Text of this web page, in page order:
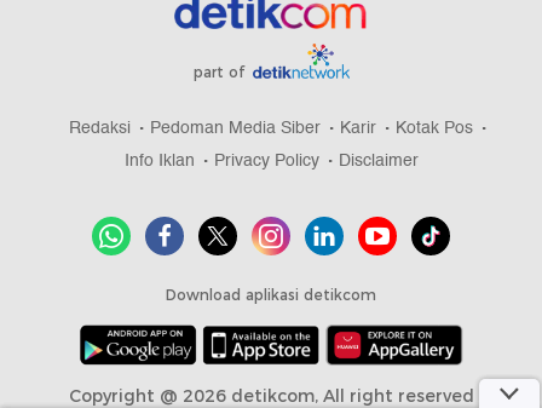
part of
Redaksi Pedoman Media Siber Karir
Kotak Pos
Info Iklan
Privacy Policy Disclaimer
Download aplikasi detikcom
Copyright @ 2026 detikcom, All right reserved